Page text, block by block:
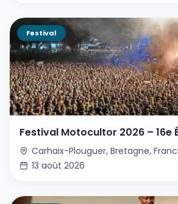
Festival
Festival Motocultor 2026 – 16e
Carhaix-Plouguer, Bretagne,
13 août 2026